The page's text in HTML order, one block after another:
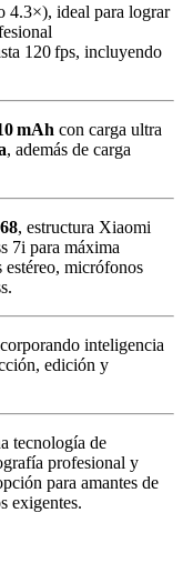
4.3×), ideal para lograr
120 fps, incluyendo
mAh con carga ultra
, además de carga
, estructura Xiaomi
7i para máxima
estéreo, micrófonos
inteligencia
edición y
tecnología de
profesional y
para amantes de
exigentes.